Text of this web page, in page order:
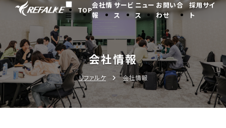
TOP
会社情
報
サービ
ス
ニュー
ス
お問い合
わせ
採用サイ
ト
会社情報
リファルケ 会社情報